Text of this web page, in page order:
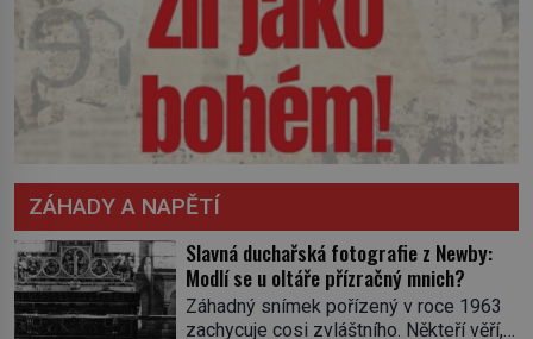
ZÁHADY A NAPĚTÍ
Slavná duchařská fotografie z Newby:
Modlí se u oltáře přízračný mnich?
Záhadný snímek pořízený v roce 1963
zachycuje cosi zvláštního. Někteří věří,